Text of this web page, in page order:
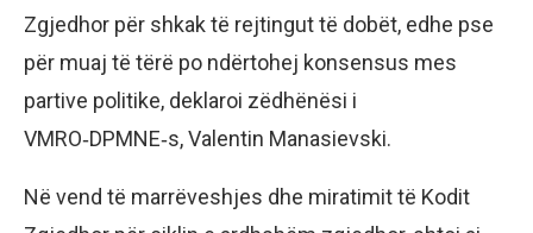
Zgjedhor për shkak të rejtingut të dobët, edhe pse
për muaj të tërë po ndërtohej konsensus mes
partive politike, deklaroi zëdhënësi i
VMRO‑DPMNE‑s, Valentin Manasievski.
Në vend të marrëveshjes dhe miratimit të Kodit